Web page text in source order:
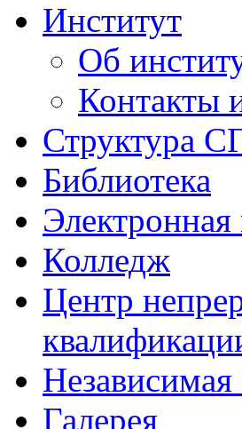
Институт
Об
Контакты
Структура
Библиотека
Колледж
Центр
Независимая
Галерея